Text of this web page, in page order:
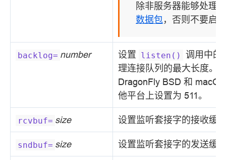
除非服务器能够处理
数据包，否则不要启
backlog= number 设置 listen()
调用中的
理连接队列的最大长度。
DragonFly BSD 和
他平台上设置为 511。
rcvbuf= size 设置监听套接字的接收缓
sndbuf= size 设置监听套接字的发送缓